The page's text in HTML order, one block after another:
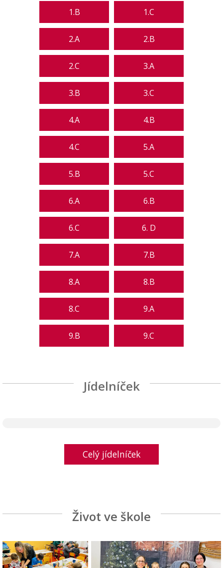
1.B 1.C
2.A 2.B
2.C 3.A
3.B 3.C
4.A 4.B
4.C 5.A
5.B 5.C
6.A 6.B
6.C 6. D
7.A 7.B
8.A 8.B
8.C 9.A
9.B 9.C
Jídelníček
Celý jídelníček
Život ve škole